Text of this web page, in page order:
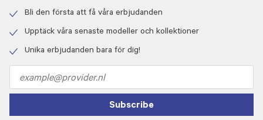
icon
Bli den första att få våra erbjudanden
icon
Upptäck våra senaste modeller och kollektioner
Unika erbjudanden bara för dig!
address
Subscribe